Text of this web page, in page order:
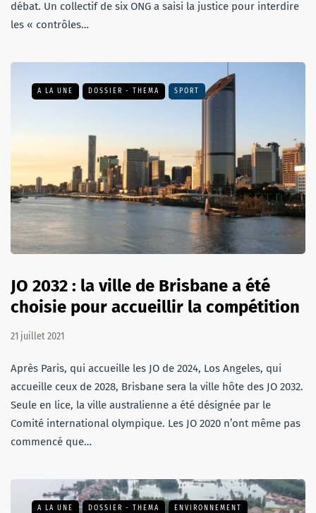
débat. Un collectif de six ONG a saisi la justice pour interdire
les « contrôles…
A LA UNE DOSSIER - THEMA SPORT
JO 2032 : la ville de Brisbane a été
choisie pour accueillir la compétition
21 juillet 2021
Après Paris, qui accueille les JO de 2024, Los Angeles, qui
accueille ceux de 2028, Brisbane sera la ville hôte des JO 2032.
Seule en lice, la ville australienne a été désignée par le
Comité international olympique. Les JO 2020 n’ont même pas
commencé que…
A LA UNE DOSSIER - THEMA ENVIRONNEMENT